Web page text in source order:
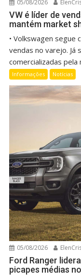
05/08/2026
VW é líder de
mantém market
• Volkswagen segue
vendas no varejo. Já
comercializadas pela
Informações Notícias
05/08/2026
Ford Ranger
picapes médias